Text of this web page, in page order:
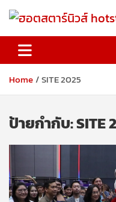
ฮอตสตาร์นิว
Home SITE 2025
ป้ายกำกับ:SITE